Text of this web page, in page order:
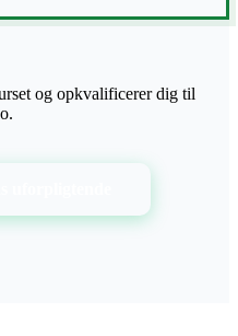
og opkvalificerer dig til